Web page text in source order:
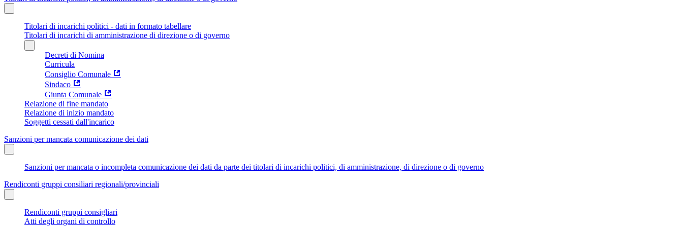
Titolari di incarichi politici - dati in formato tabellare
Titolari di incarichi di amministrazione di direzione o di governo
Decreti di Nomina
Curricula
Consiglio Comunale
Sindaco
Giunta Comunale
Relazione di fine mandato
Relazione di inizio mandato
Soggetti cessati dall'incarico
Sanzioni per mancata comunicazione dei dati
Sanzioni per mancata o incompleta comunicazione dei dati da parte dei titolari di incarichi politici, di amministrazione, di direzione o di governo
Rendiconti gruppi consiliari regionali/provinciali
Rendiconti gruppi consigliari
Atti degli organi di controllo